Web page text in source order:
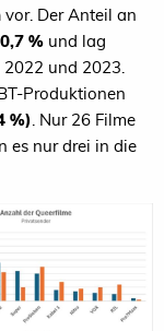
vor. Der Anteil an
0,7 % und lag
und 2023.
Produktionen
%) . Nur 26 Filme
es nur drei in die